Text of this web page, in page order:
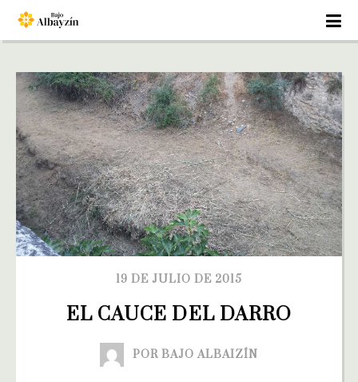
19 DE JULIO DE 2015
EL CAUCE DEL DARRO
POR BAJO ALBAIZÍN